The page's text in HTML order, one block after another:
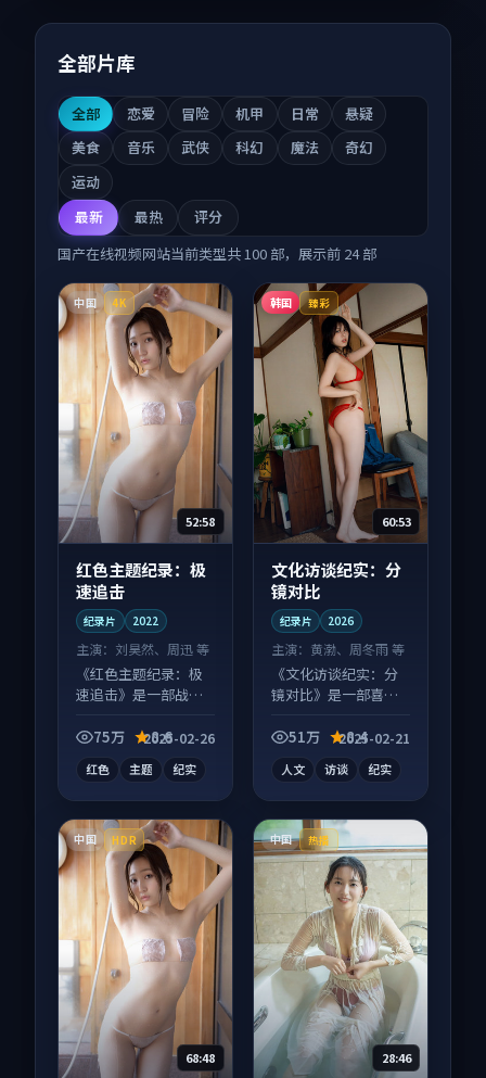
全部片库
全部 恋爱 冒险 机甲 日常
悬疑
美食
音乐 武侠 科幻 魔法
奇幻
运动
最新
最热
评分
国产在线视频网站当前类型共 100 部，展示前 24部
中国 4K
52:58
红色主题纪录：极
速追击
纪录片 2022
主演： 刘昊然、周迅 等
《红色主题纪录：极
速追击》是一部战争
物成长为内核，情感
75万 8.6
2025-02-26
红色 主题 纪实
韩国 臻彩
60:53
文化访谈纪实：分
镜对比
纪录片 2026
主演： 黄渤、周冬雨 等
《文化访谈纪实：分
镜对比》是一部喜剧
讨论度高，适合配弹
51万 8.4
2025-02-21
人文 访谈 纪实
中国 HDR
68:48
中国 热播
28:46